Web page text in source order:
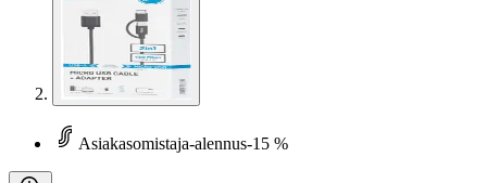
Asiakasomistaja-alennus-15 %